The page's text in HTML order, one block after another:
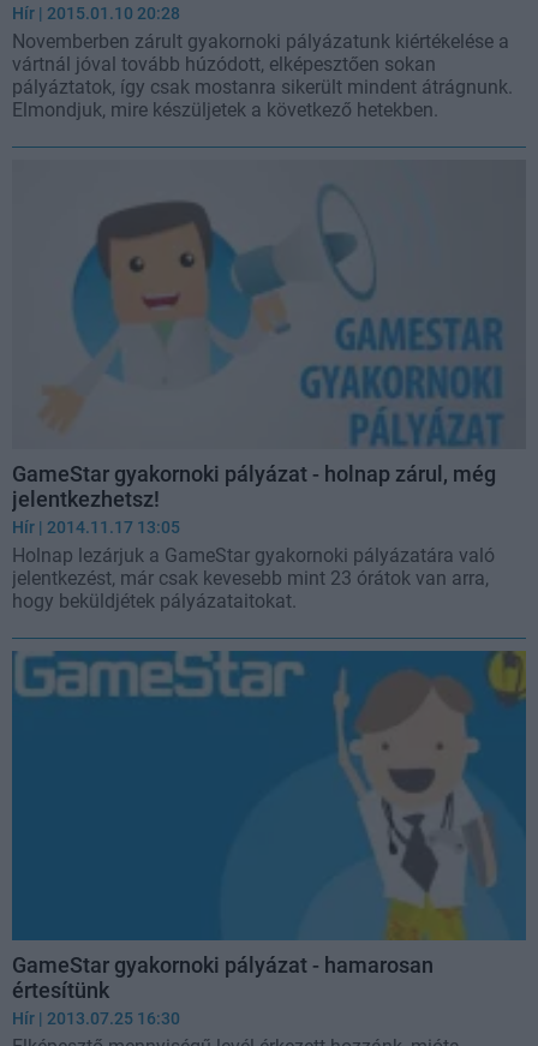
Hír | 2015.01.10 20:28
Novemberben zárult gyakornoki pályázatunk kiértékelése a
vártnál jóval tovább húzódott, elképesztően sokan
pályáztatok, így csak mostanra sikerült mindent átrágnunk.
Elmondjuk, mire készüljetek a következő hetekben.
GameStar gyakornoki pályázat - holnap zárul, még
jelentkezhetsz!
Hír | 2014.11.17 13:05
Holnap lezárjuk a GameStar gyakornoki pályázatára való
jelentkezést, már csak kevesebb mint 23 órátok van arra,
hogy beküldjétek pályázataitokat.
GameStar gyakornoki pályázat - hamarosan
értesítünk
Hír | 2013.07.25 16:30